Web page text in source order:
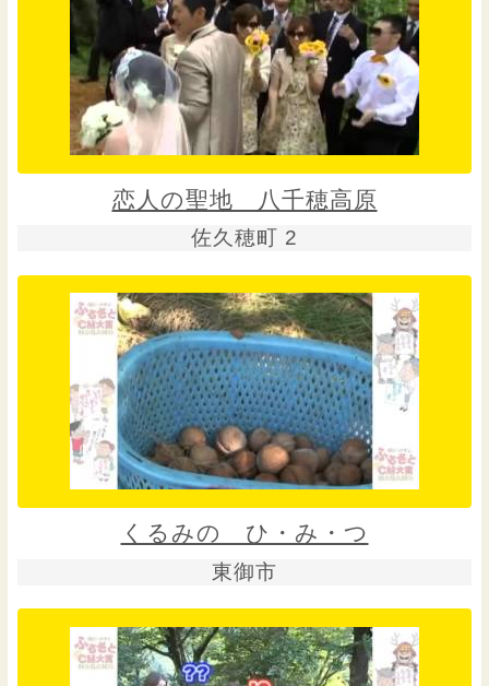
恋人の聖地 八千穂高原
佐久穂町 2
くるみの ひ・み・つ
東御市